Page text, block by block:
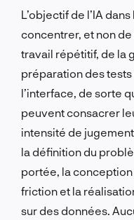
L’objectif de l’IA
concentrer, et non de
travail répétitif, de la
préparation des
l’interface, de sorte
peuvent consacrer
intensité de
la définition du
portée, la conception
friction et la
sur des données.